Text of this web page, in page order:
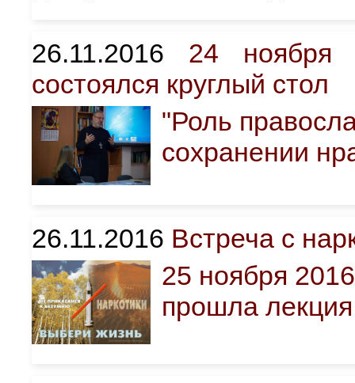
26.11.2016 24 ноября
состоялся круглый стол
"Роль
сохранении
26.11.2016 Встреча с
25 ноября
прошла